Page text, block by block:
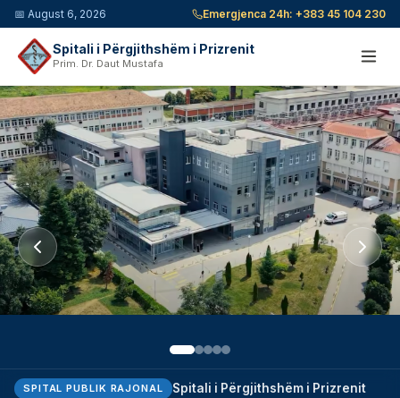
📅 August 6, 2026 Emergjenca 24h: +383 45 104 230
Spitali i Përgjithshëm i Prizrenit
Prim. Dr. Daut Mustafa
SPITAL PUBLIK RAJONAL Spitali i Përgjithshëm i Prizrenit